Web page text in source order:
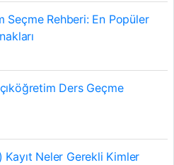
Seçme Rehberi: En Popüler
Ders Geçme
Neler Gerekli Kimler